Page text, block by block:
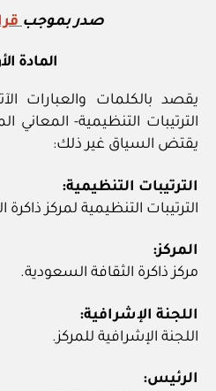
صدر بموجب
المادة
يقصد بالكلمات والعبارات
الترتيبات التنظيمية- المعاني
يقتض السياق غير ذلك:
الترتيبات التنظيمية:
الترتيبات التنظيمية لمركز
المركز:
مركز ذاكرة الثقافة السعودية.
اللجنة الإشرافية:
اللجنة الإشرافية للمركز.
الرئيس: